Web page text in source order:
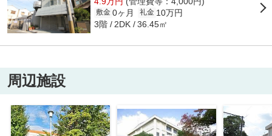
敷金 0ヶ月 礼金 10万円
3階 2DK 36.45㎡
周辺施設